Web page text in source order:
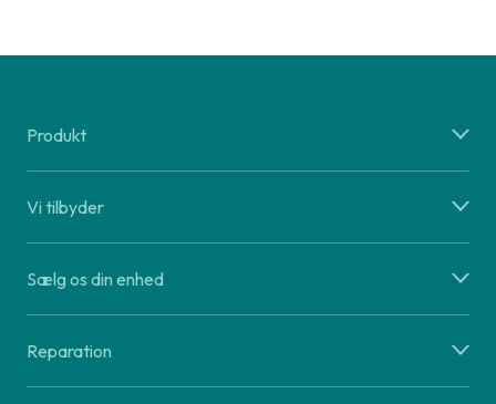
Produkt
Vi tilbyder
Sælg os din enhed
Reparation